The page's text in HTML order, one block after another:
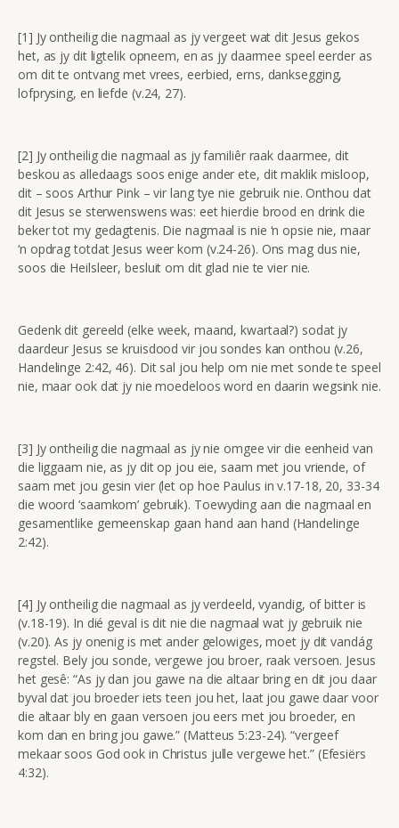
[1] Jy ontheilig die nagmaal as jy vergeet wat dit Jesus gekos
het, as jy dit ligtelik opneem, en as jy daarmee speel eerder as
om dit te ontvang met vrees, eerbied, erns, danksegging,
lofprysing, en liefde (v.24, 27).
[2] Jy ontheilig die nagmaal as jy familiêr raak daarmee, dit
beskou as alledaags soos enige ander ete, dit maklik misloop,
dit – soos Arthur Pink – vir lang tye nie gebruik nie. Onthou dat
dit Jesus se sterwenswens was: eet hierdie brood en drink die
beker tot my gedagtenis. Die nagmaal is nie ‘n opsie nie, maar
‘n opdrag totdat Jesus weer kom (v.24-26). Ons mag dus nie,
soos die Heilsleer, besluit om dit glad nie te vier nie.
Gedenk dit gereeld (elke week, maand, kwartaal?) sodat jy
daardeur Jesus se kruisdood vir jou sondes kan onthou (v.26,
Handelinge 2:42, 46). Dit sal jou help om nie met sonde te speel
nie, maar ook dat jy nie moedeloos word en daarin wegsink nie.
[3] Jy ontheilig die nagmaal as jy nie omgee vir die eenheid van
die liggaam nie, as jy dit op jou eie, saam met jou vriende, of
saam met jou gesin vier (let op hoe Paulus in v.17-18, 20, 33-34
die woord ‘saamkom’ gebruik). Toewyding aan die nagmaal en
gesamentlike gemeenskap gaan hand aan hand (Handelinge
2:42).
[4] Jy ontheilig die nagmaal as jy verdeeld, vyandig, of bitter is
(v.18-19). In dié geval is dit nie die nagmaal wat jy gebruik nie
(v.20). As jy onenig is met ander gelowiges, moet jy dit vandág
regstel. Bely jou sonde, vergewe jou broer, raak versoen. Jesus
het gesê: “As jy dan jou gawe na die altaar bring en dit jou daar
byval dat jou broeder iets teen jou het, laat jou gawe daar voor
die altaar bly en gaan versoen jou eers met jou broeder, en
kom dan en bring jou gawe.” (Matteus 5:23-24). “vergeef
mekaar soos God ook in Christus julle vergewe het.” (Efesiërs
4:32).